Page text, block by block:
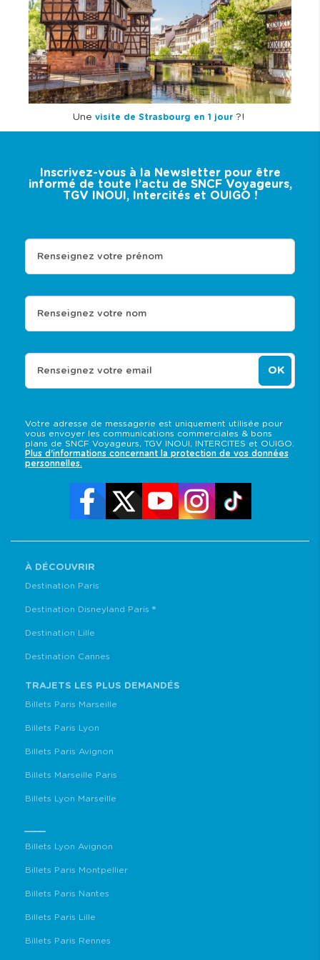
Une visite de Strasbourg en 1 jour ?!
Inscrivez-vous à la Newsletter pour être
informé de toute l’actu de SNCF Voyageurs,
TGV INOUI, Intercités et OUIGO !
Votre adresse de messagerie est uniquement utilisée pour
vous envoyer les communications commerciales & bons
plans de SNCF Voyageurs, TGV INOUI, INTERCITES et OUIGO.
Plus d'informations concernant la protection de vos données
personnelles.
Renseignez votre prénom
Renseignez votre nom
Renseignez votre email OK
À DÉCOUVRIR
Destination Paris
Destination Disneyland Paris ®
Destination Lille
Destination Cannes
TRAJETS LES PLUS DEMANDÉS
Billets Paris Marseille
Billets Paris Lyon
Billets Paris Avignon
Billets Marseille Paris
Billets Lyon Marseille
Billets Lyon Avignon
Billets Paris Montpellier
Billets Paris Nantes
Billets Paris Lille
Billets Paris Rennes